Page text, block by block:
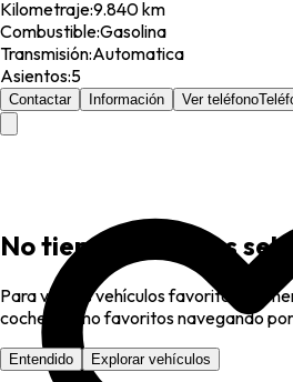
Kilometraje:9.840 km
Combustible:Gasolina
Transmisión:Automatica
Asientos:5
Contactar Información Ver teléfono
No tienes favoritos
Para ver tus vehículos favoritos,
coches como favoritos navegando por
Entendido Explorar vehículos